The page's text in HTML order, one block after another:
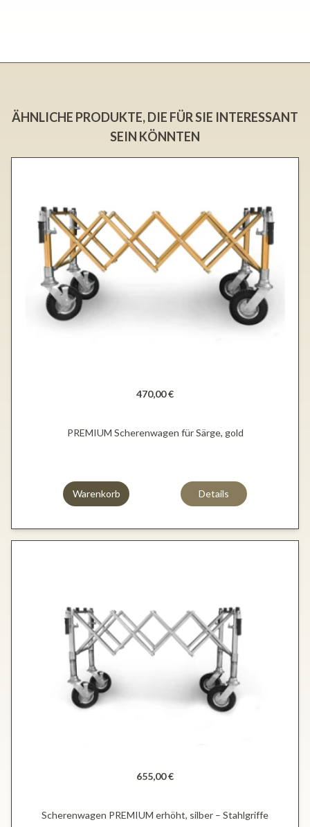
ÄHNLICHE PRODUKTE, DIE FÜR SIE INTERESSANT
SEIN KÖNNTEN
470,00 €
PREMIUM Scherenwagen für Särge, gold
Warenkorb Details
655,00 €
Scherenwagen PREMIUM erhöht, silber – Stahlgriffe